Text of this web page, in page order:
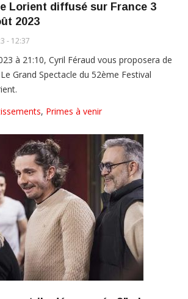
Lorient diffusé sur France 3
2023
- 12:37
à 21:10, Cyril Féraud vous proposera de
Grand Spectacle du 52ème Festival
, Primes à venir